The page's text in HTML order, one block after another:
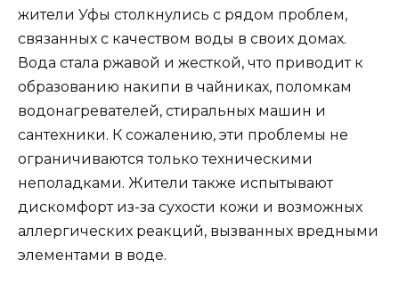
жители Уфы столкнулись с рядом проблем,
связанных с качеством воды в своих домах.
Вода стала ржавой и жесткой, что приводит к
образованию накипи в чайниках, поломкам
водонагревателей, стиральных машин и
сантехники. К сожалению, эти проблемы не
ограничиваются только техническими
неполадками. Жители также испытывают
дискомфорт из-за сухости кожи и возможных
аллергических реакций, вызванных вредными
элементами в воде.